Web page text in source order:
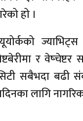
हो ।
र
सबैभदा बढी
लागि